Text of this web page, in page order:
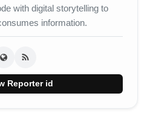
with digital storytelling to
information.
Reporter id